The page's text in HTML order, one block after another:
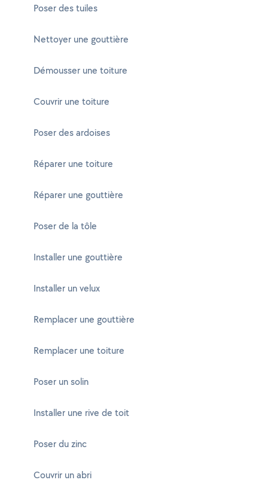
Poser des tuiles
Nettoyer une gouttière
Démousser une toiture
Couvrir une toiture
Poser des ardoises
Réparer une toiture
Réparer une gouttière
Poser de la tôle
Installer une gouttière
Installer un velux
Remplacer une gouttière
Remplacer une toiture
Poser un solin
Installer une rive de toit
Poser du zinc
Couvrir un abri